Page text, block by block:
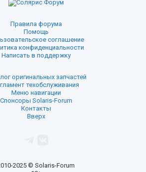
Правила форума
Помощь
соглашение
конфиденциальности
Написать в поддержку
оригинальных запчастей
техобслуживания
Меню навигации
Спонсоры Solaris-Forum
Контакты
Вверх
2025 © Solaris-Forum